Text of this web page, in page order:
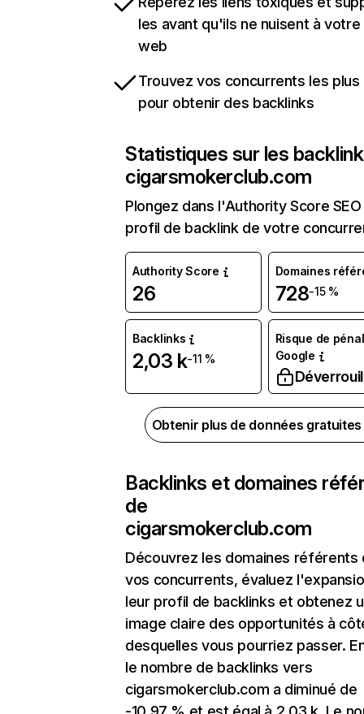
les avant qu'ils ne nuisent à
web
Trouvez vos concurrents les
pour obtenir des backlinks
Statistiques sur les
cigarsmokerclub.com
Plongez dans l'Authority Score
profil de backlink de votre
Authority Score
26
Domaines
728-15 %
Backlinks
2,03 k-11 %
Risque de
Google
Obtenir plus de données
Backlinks et domaines
de
cigarsmokerclub.com
Découvrez les domaines référents
vos concurrents, évaluez
leur profil de backlinks et obtenez
image claire des opportunités à
desquelles vous pourriez passer.
le nombre de backlinks vers
cigarsmokerclub.com a diminué de